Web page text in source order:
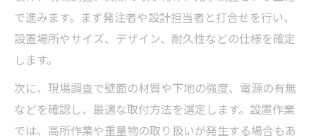
で進みます。まず発注者や設計担当者と打合せを行い、
設置場所やサイズ、デザイン、耐久性などの仕様を確定
します。
次に、現場調査で壁面の材質や下地の強度、電源の有無
などを確認し、最適な取付方法を選定します。設置作業
では、高所作業や重量物の取り扱いが発生する場合もあ